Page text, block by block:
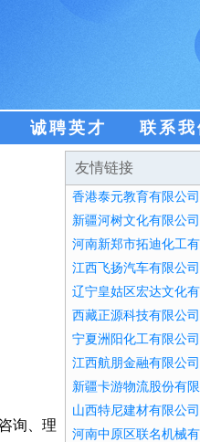
诚聘英才 联系我
询、理
友情链接
香港泰元教育有限公司
新疆河树文化有限公司
河南新郑市拓迪化工有
江西飞扬汽车有限公司
辽宁皇姑区宏达文化有
西藏正源科技有限公司
宁夏洲阳化工有限公司
江西航朋金融有限公司
新疆卡游物流股份有限
山西特尼建材有限公司
河南中原区联名机械有